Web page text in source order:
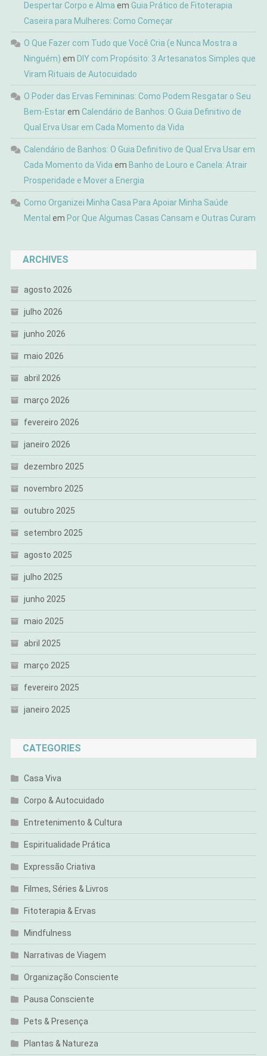
Despertar Corpo e Alma em Guia Prático de Fitoterapia
Caseira para Mulheres: Como Começar
O Que Fazer com Tudo que Você Cria (e Nunca Mostra a
Ninguém) em DIY com Propósito: 3 Artesanatos Simples que
Viram Rituais de Autocuidado
O Poder das Ervas Femininas: Como Podem Resgatar o Seu
Bem-Estarem Calendário de Banhos: O Guia Definitivo de
Qual Erva Usar em Cada Momento da Vida
Calendário de Banhos: O Guia Definitivo de Qual Erva Usar em
Cada Momento da Vida em Banho de Louro e Canela: Atrair
Prosperidade e Mover a Energia
Como Organizei Minha Casa Para Apoiar Minha Saúde
Mental em Por Que Algumas Casas Cansam e Outras Curam
ARCHIVES
agosto 2026
julho 2026
junho 2026
maio 2026
abril 2026
março 2026
fevereiro 2026
janeiro 2026
dezembro 2025
novembro 2025
outubro 2025
setembro 2025
agosto 2025
julho 2025
junho 2025
maio 2025
abril 2025
março 2025
fevereiro 2025
janeiro 2025
CATEGORIES
Casa Viva
Corpo & Autocuidado
Entretenimento & Cultura
Espiritualidade Prática
Expressão Criativa
Filmes, Séries & Livros
Fitoterapia & Ervas
Mindfulness
Narrativas de Viagem
Organização Consciente
Pausa Consciente
Pets & Presença
Plantas & Natureza